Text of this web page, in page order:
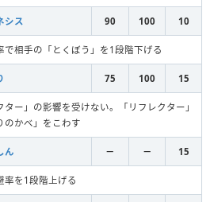
シス 90 100 10
で相手の「とくぼう」を1段階下げる
75 100 15
ター」の影響を受けない。「リフレクター」
のかべ」をこわす
ん － － 15
率を1段階上げる